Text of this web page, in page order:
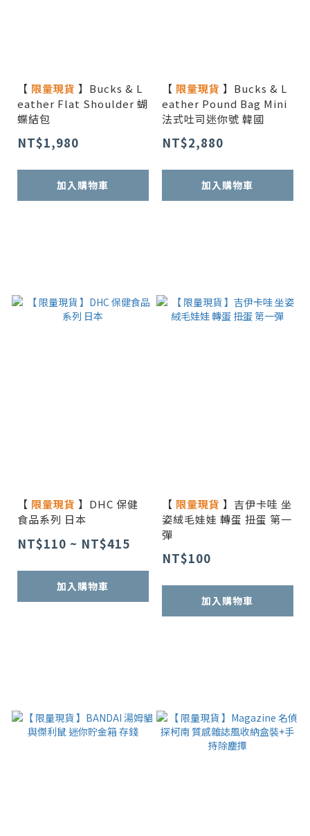
【 限量現貨 】Bucks & L
eather Flat Shoulder 蝴
蝶結包
NT$1,980
加入購物車
【 限量現貨 】Bucks & L
eather Pound Bag Mini
法式吐司迷你號 韓國
NT$2,880
加入購物車
【 限量現貨 】DHC 保健
食品系列 日本
NT$110 ~ NT$415
加入購物車
【 限量現貨 】吉伊卡哇 坐
姿絨毛娃娃 轉蛋 扭蛋 第一
彈
NT$100
加入購物車